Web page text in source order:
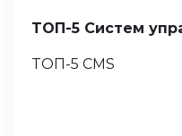
ТОП-5 Систем
ТОП-5 CMS